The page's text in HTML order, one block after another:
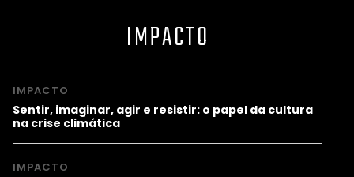
IMPACTO
IMPACTO
Sentir, imaginar, agir e resistir: o papel da cultura
na crise climática
IMPACTO